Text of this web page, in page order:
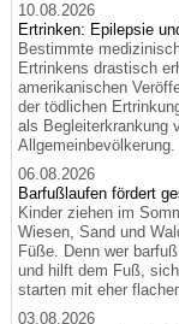
10.08.2026
Ertrinken: Epilepsie
Bestimmte
Ertrinkens drastisch
amerikanischen
der tödlichen
als Begleiterkrankung
Allgemeinbevölkerung.
06.08.2026
Barfußlaufen fördert
Kinder ziehen im
Wiesen, Sand und
Füße. Denn wer
und hilft dem Fuß,
starten mit eher
03.08.2026